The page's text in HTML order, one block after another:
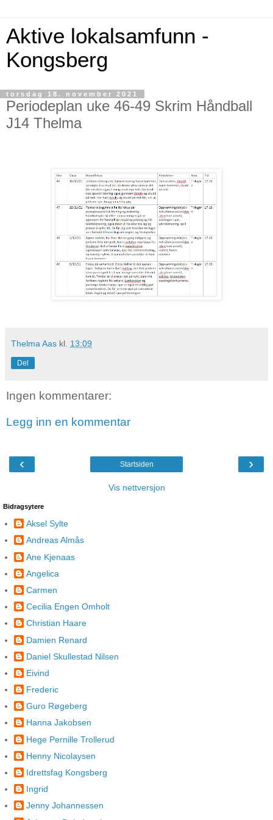
Aktive lokalsamfunn -
Kongsberg
torsdag 18. november 2021
Periodeplan uke 46-49 Skrim Håndball
J14 Thelma
Thelma Aas kl. 13:09
Del
Ingen kommentarer:
Legg inn en kommentar
‹ ›
Startsiden
Vis nettversjon
Bidragsytere
Aksel Sylte
Andreas Almås
Ane Kjenaas
Angelica
Carmen
Cecilia Engen Omholt
Christian Haare
Damien Renard
Daniel Skullestad Nilsen
Eivind
Frederic
Guro Røgeberg
Hanna Jakobsen
Hege Pernille Trollerud
Henny Nicolaysen
Idrettsfag Kongsberg
Ingrid
Jenny Johannessen